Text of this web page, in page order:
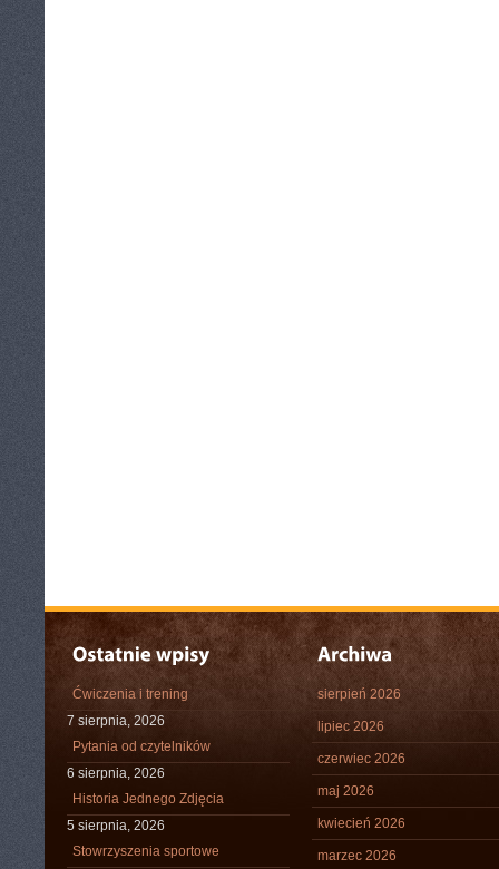
Ćwiczenia i trening
7 sierpnia, 2026
Pytania od czytelników
6 sierpnia, 2026
Historia Jednego Zdjęcia
5 sierpnia, 2026
Stowrzyszenia sportowe
sierpień 2026
lipiec 2026
czerwiec 2026
maj 2026
kwiecień 2026
marzec 2026